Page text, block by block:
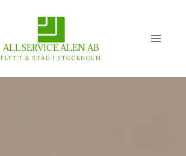
ALLSERVICE ALEN AB
FLYTT & STÄD I STOCKHOLM